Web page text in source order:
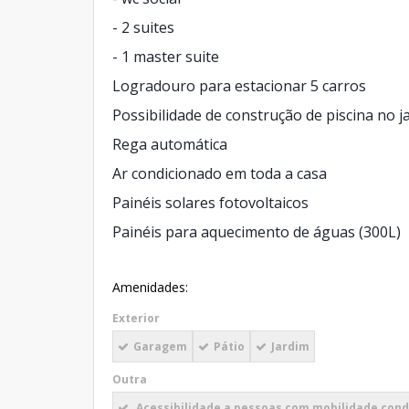
- 2 suites
- 1 master suite
Logradouro para estacionar 5 carros
Possibilidade de construção de piscina no
Rega automática
Ar condicionado em toda a casa
Painéis solares fotovoltaicos
Painéis para aquecimento de águas (300L)
Amenidades:
Exterior
Garagem
Pátio Jardim
Outra